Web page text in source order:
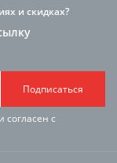
и скидках?
Подписаться
и согласен с